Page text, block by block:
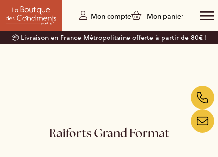
Mon compte Mon panier
📦 Livraison en France Métropolitaine offerte à partir de 80€ !
Raiforts Grand Format